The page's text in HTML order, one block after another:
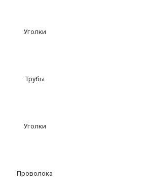
Уголки
Трубы
Уголки
Проволока